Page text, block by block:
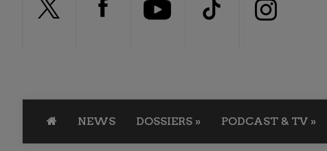
NEWS DOSSIERS » PODCAST & TV »